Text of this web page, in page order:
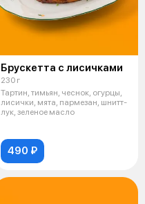
Брускетта с лисичками
230 г
Тартин, тимьян, чеснок, огурцы,
лисички, мята, пармезан, шнитт-
лук, зеленое масло
490 ₽